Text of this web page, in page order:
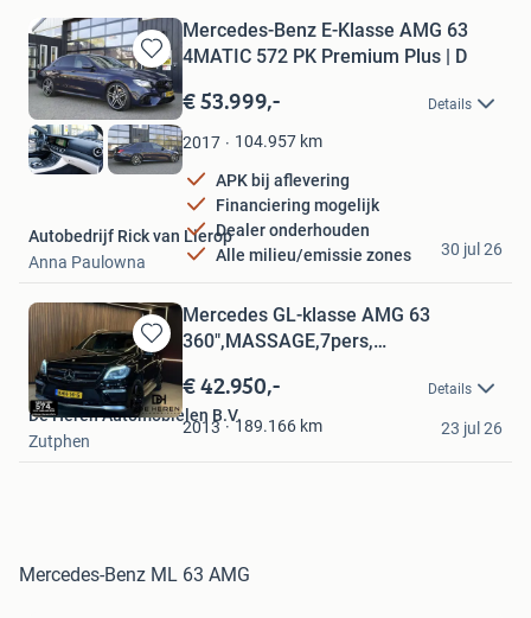
Bewaren
in
Mijn
Favorieten
Mercedes-Benz E-Klasse AMG 63
4MATIC 572 PK Premium Plus | D
€ 53.999,- Details
2017 104.957 km
APK bij aflevering
Financiering mogelijk
Dealer onderhouden
Alle milieu/emissie zones
Autobedrijf Rick van Lierop
Anna Paulowna
30 jul 26
Bewaren
in
Mijn
Favorieten
Mercedes GL-klasse AMG 63
360",MASSAGE,7pers,
€ 42.950,- Details
2013 189.166 km
De Heren Automobielen B.V.
Zutphen
23 jul 26
Mercedes-Benz ML 63 AMG